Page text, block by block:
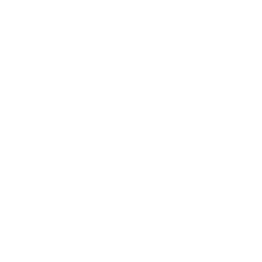
donc aller
June, Granny,